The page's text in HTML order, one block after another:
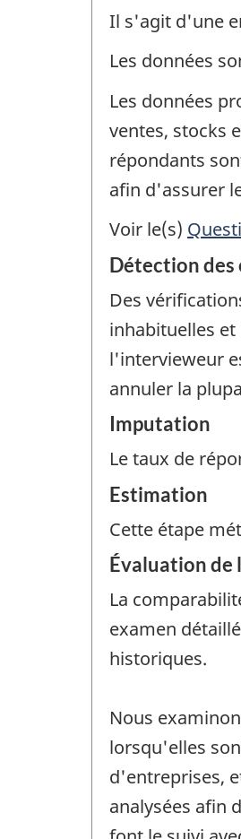
Il s'agit d'une
Les données
Les données
ventes, stocks
répondants
afin d'assurer
Voir le(s)
Détection des
Des
inhabituelles
l'intervieweur
annuler la
Imputation
Le taux de
Estimation
Cette étape
Évaluation de
La
examen
historiques.
Nous
lorsqu'elles
d'entreprises,
analysées afin